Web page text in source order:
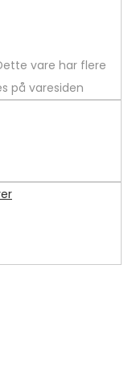
vare har flere
på varesiden